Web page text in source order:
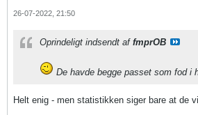
26-07-2022, 21:50
Oprindeligt indsendt af fmprOB
De havde begge passet som fod i
Helt enig - men statistikken siger bare at de